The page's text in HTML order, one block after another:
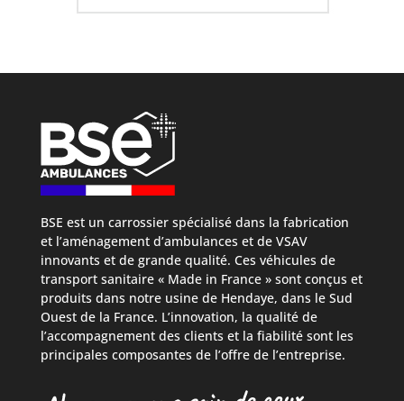
BSE est un carrossier spécialisé dans la fabrication
et l’aménagement d’ambulances et de VSAV
innovants et de grande qualité. Ces véhicules de
transport sanitaire « Made in France » sont conçus et
produits dans notre usine de Hendaye, dans le Sud
Ouest de la France. L’innovation, la qualité de
l’accompagnement des clients et la fiabilité sont les
principales composantes de l’offre de l’entreprise.